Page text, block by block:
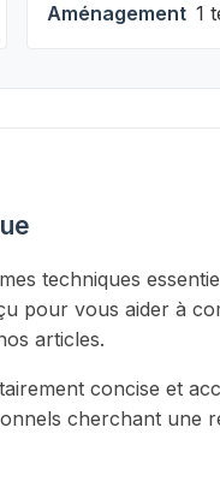
Aménagement 1
techniques
pour vous aider à
articles.
concise et
cherchant une